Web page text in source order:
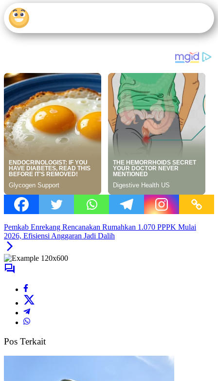
Pemkab Enrekang Rencanakan Rumahkan 1.070 PPPK Mulai
2026, Efisiensi Anggaran Jadi Dalih
Pos Terkait